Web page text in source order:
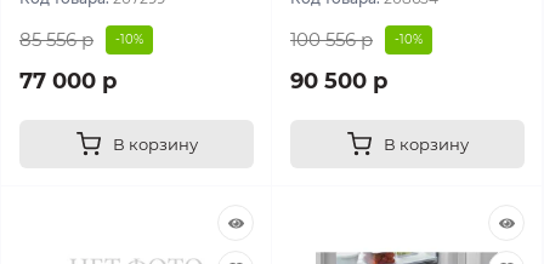
85 556 р -10%
77 000 р
В корзину
100 556 р -10%
90 500 р
В корзину